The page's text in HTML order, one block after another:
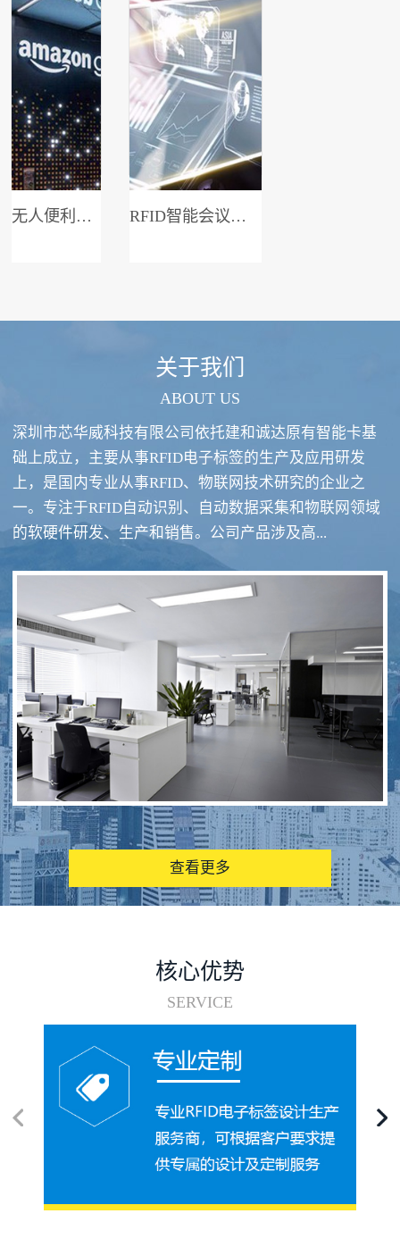
无人便利店系统 RFID智能会议签到系统
RFID酒类防伪系统方案 RFID智慧食堂系统
图书馆RFID电子标签管理系统
关于我们
ABOUT US
深圳市芯华威科技有限公司依托建和诚达原有智能卡基
础上成立，主要从事RFID电子标签的生产及应用研发
上，是国内专业从事RFID、物联网技术研究的企业之
一。专注于RFID自动识别、自动数据采集和物联网领域
的软硬件研发、生产和销售。公司产品涉及高...
查看更多
核心优势
SERVICE